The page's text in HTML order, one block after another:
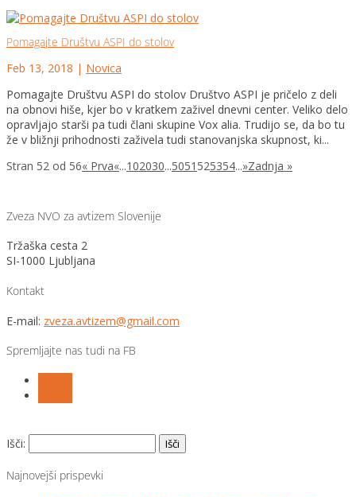
Pomagajte Društvu ASPI do stolov
Feb 13, 2018 | Novica
Pomagajte Društvu ASPI do stolov Društvo ASPI je pričelo z deli
na obnovi hiše, kjer bo v kratkem zaživel dnevni center. Veliko delo
opravljajo starši pa tudi člani skupine Vox alia. Trudijo se, da bo tu
že v bližnji prihodnosti zaživela tudi stanovanjska skupnost, ki...
Stran 52 od 56« Prva«...102030...5051 525354...»Zadnja »
Zveza NVO za avtizem Slovenije
Tržaška cesta 2
SI-1000 Ljubljana
Kontakt
E-mail: zveza.avtizem@gmail.com
Spremljajte nas tudi na FB
Išči:
Najnovejši prispevki